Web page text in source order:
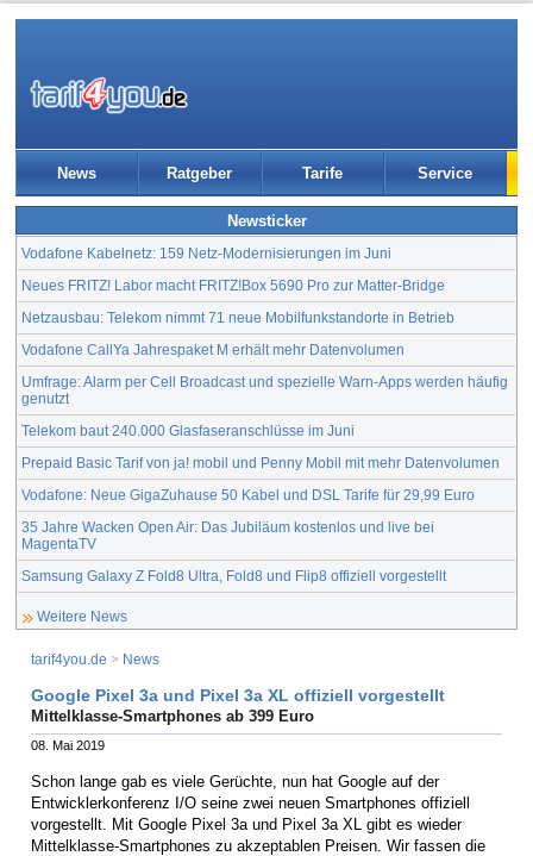
News Ratgeber Tarife Service
Newsticker
Vodafone Kabelnetz: 159 Netz-Modernisierungen im Juni
Neues FRITZ! Labor macht FRITZ!Box 5690 Pro zur Matter-Bridge
Netzausbau: Telekom nimmt 71 neue Mobilfunkstandorte in Betrieb
Vodafone CallYa Jahrespaket M erhält mehr Datenvolumen
Umfrage: Alarm per Cell Broadcast und spezielle Warn-Apps werden häufig
genutzt
Telekom baut 240.000 Glasfaseranschlüsse im Juni
Prepaid Basic Tarif von ja! mobil und Penny Mobil mit mehr Datenvolumen
Vodafone: Neue GigaZuhause 50 Kabel und DSL Tarife für 29,99 Euro
35 Jahre Wacken Open Air: Das Jubiläum kostenlos und live bei
MagentaTV
Samsung Galaxy Z Fold8 Ultra, Fold8 und Flip8 offiziell vorgestellt
Weitere News
tarif4you.de > News
Google Pixel 3a und Pixel 3a XL offiziell vorgestellt
Mittelklasse-Smartphones ab 399 Euro
08. Mai 2019
Schon lange gab es viele Gerüchte, nun hat Google auf der
Entwicklerkonferenz I/O seine zwei neuen Smartphones offiziell
vorgestellt. Mit Google Pixel 3a und Pixel 3a XL gibt es wieder
Mittelklasse-Smartphones zu akzeptablen Preisen. Wir fassen die